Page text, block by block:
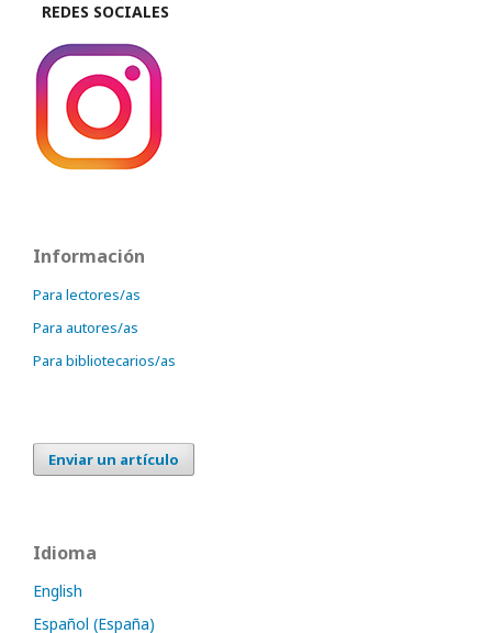
REDES SOCIALES
Información
Para lectores/as
Para autores/as
Para bibliotecarios/as
Enviar un artículo
Idioma
English
Español (España)